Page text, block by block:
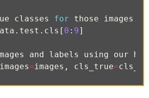
classes for those images .
. test . cls [ 0 : 9]
and labels using our
images=images , cls_true=